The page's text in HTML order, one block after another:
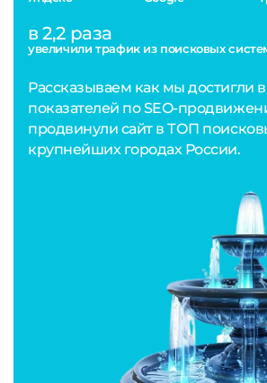
в 2,2 раза
увеличили трафик из поисковых
Рассказываем как мы достигли
показателей по SEO-
продвинули сайт в ТОП
крупнейших городах России.